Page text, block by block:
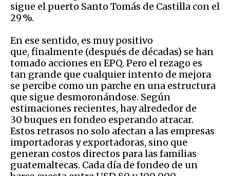
sigue el puerto Santo Tomás de Castilla con el
29 %.
En ese sentido, es muy positivo
que, finalmente (después de décadas) se han
tomado acciones en EPQ. Pero el rezago es
tan grande que cualquier intento de mejora
se percibe como un parche en una estructura
que sigue desmoronándose. Según
estimaciones recientes, hay alrededor de
30 buques en fondeo esperando atracar.
Estos retrasos no solo afectan a las empresas
importadoras y exportadoras, sino que
generan costos directos para las familias
guatemaltecas. Cada día de fondeo de un